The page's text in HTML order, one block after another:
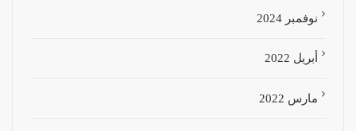
نوفمبر 2024
أبريل 2022
مارس 2022